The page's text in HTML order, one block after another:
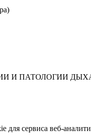
И ПАТОЛОГИИ
для сервиса веб-